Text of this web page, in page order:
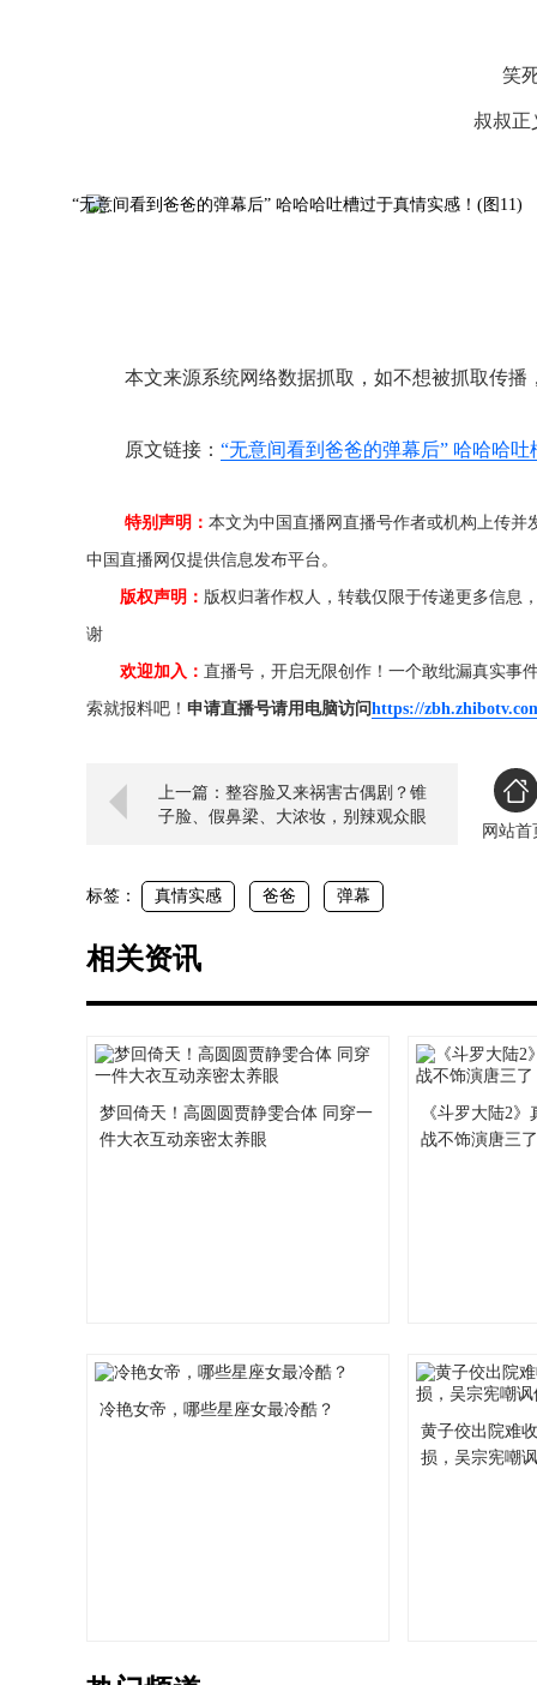
笑
叔叔正
本文来源系统网络数据抓取，如不想被抓取传
原文链接： “无意间看到爸爸的弹幕后” 哈哈哈
特别声明： 本文为中国直播网直播号作者或机构上传
中国直播网仅提供信息发布平台。
版权声明： 版权归著作权人，转载仅限于传递更多信息
谢
欢迎加入： 直播号，开启无限创作！一个敢纰漏真实事
索就报料吧！ 申请直播号请用电脑访问https://
上一篇：整容脸又来祸害古偶剧？锥
子脸、假鼻梁、大浓妆，别辣观众眼
网站首
标签： 真情实感 爸爸 弹幕
相关资讯
梦回倚天！高圆圆贾静雯合体 同穿一
件大衣互动亲密太养眼
《斗罗大陆2
战不饰演唐三了
冷艳女帝，哪些星座女最冷酷？
黄子佼出院难
损，吴宗宪嘲